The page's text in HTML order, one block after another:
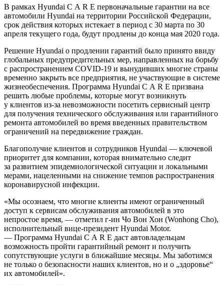
В рамках Hyundai C A R E первоначальные гарантии на все
автомобили Hyundai на территории Российской Федерации,
срок действия которых истекает в период с 30 марта по 30
апреля текущего года, будут продлены до конца мая 2020 года.
Решение Hyundai о продлении гарантий было принято ввиду
глобальных предупредительных мер, направленных на борьбу
с распространением COVID-19 и вынудивших многие страны
временно закрыть все предприятия, не участвующие в системе
жизнеобеспечения. Программа Hyundai C A R E призвана
решить любые проблемы, которые могут возникнуть
у клиентов из-за невозможности посетить сервисный центр
для получения технического обслуживания или гарантийного
ремонта автомобилей во время введенных правительством
ограничений на передвижение граждан.
Благополучие клиентов и сотрудников Hyundai — ключевой
приоритет для компании, которая внимательно следит
за развитием эпидемиологической ситуации и локальными
мерами, нацеленными на снижение темпов распространения
коронавирусной инфекции.
«Мы осознаем, что многие клиенты имеют ограниченный
доступ к сервисам обслуживания автомобилей в это
непростое время, — отметил г-ин Чо Вон Хон (Wonhong Cho),
исполнительный вице-президент Hyundai Motor.
— Программа Hyundai C A R E даст автовладельцам
возможность пройти гарантийный ремонт и получить
сопутствующие услуги в ближайшие месяцы. Мы заботимся
не только о безопасности наших клиентов, но и о „здоровье“
их автомобилей».